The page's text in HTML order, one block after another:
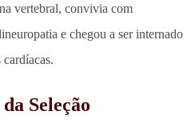
vertebral, convivia com
e chegou a ser internado
Seleção